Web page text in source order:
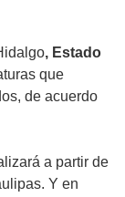
, Estado
que
de acuerdo
a partir de
Y en